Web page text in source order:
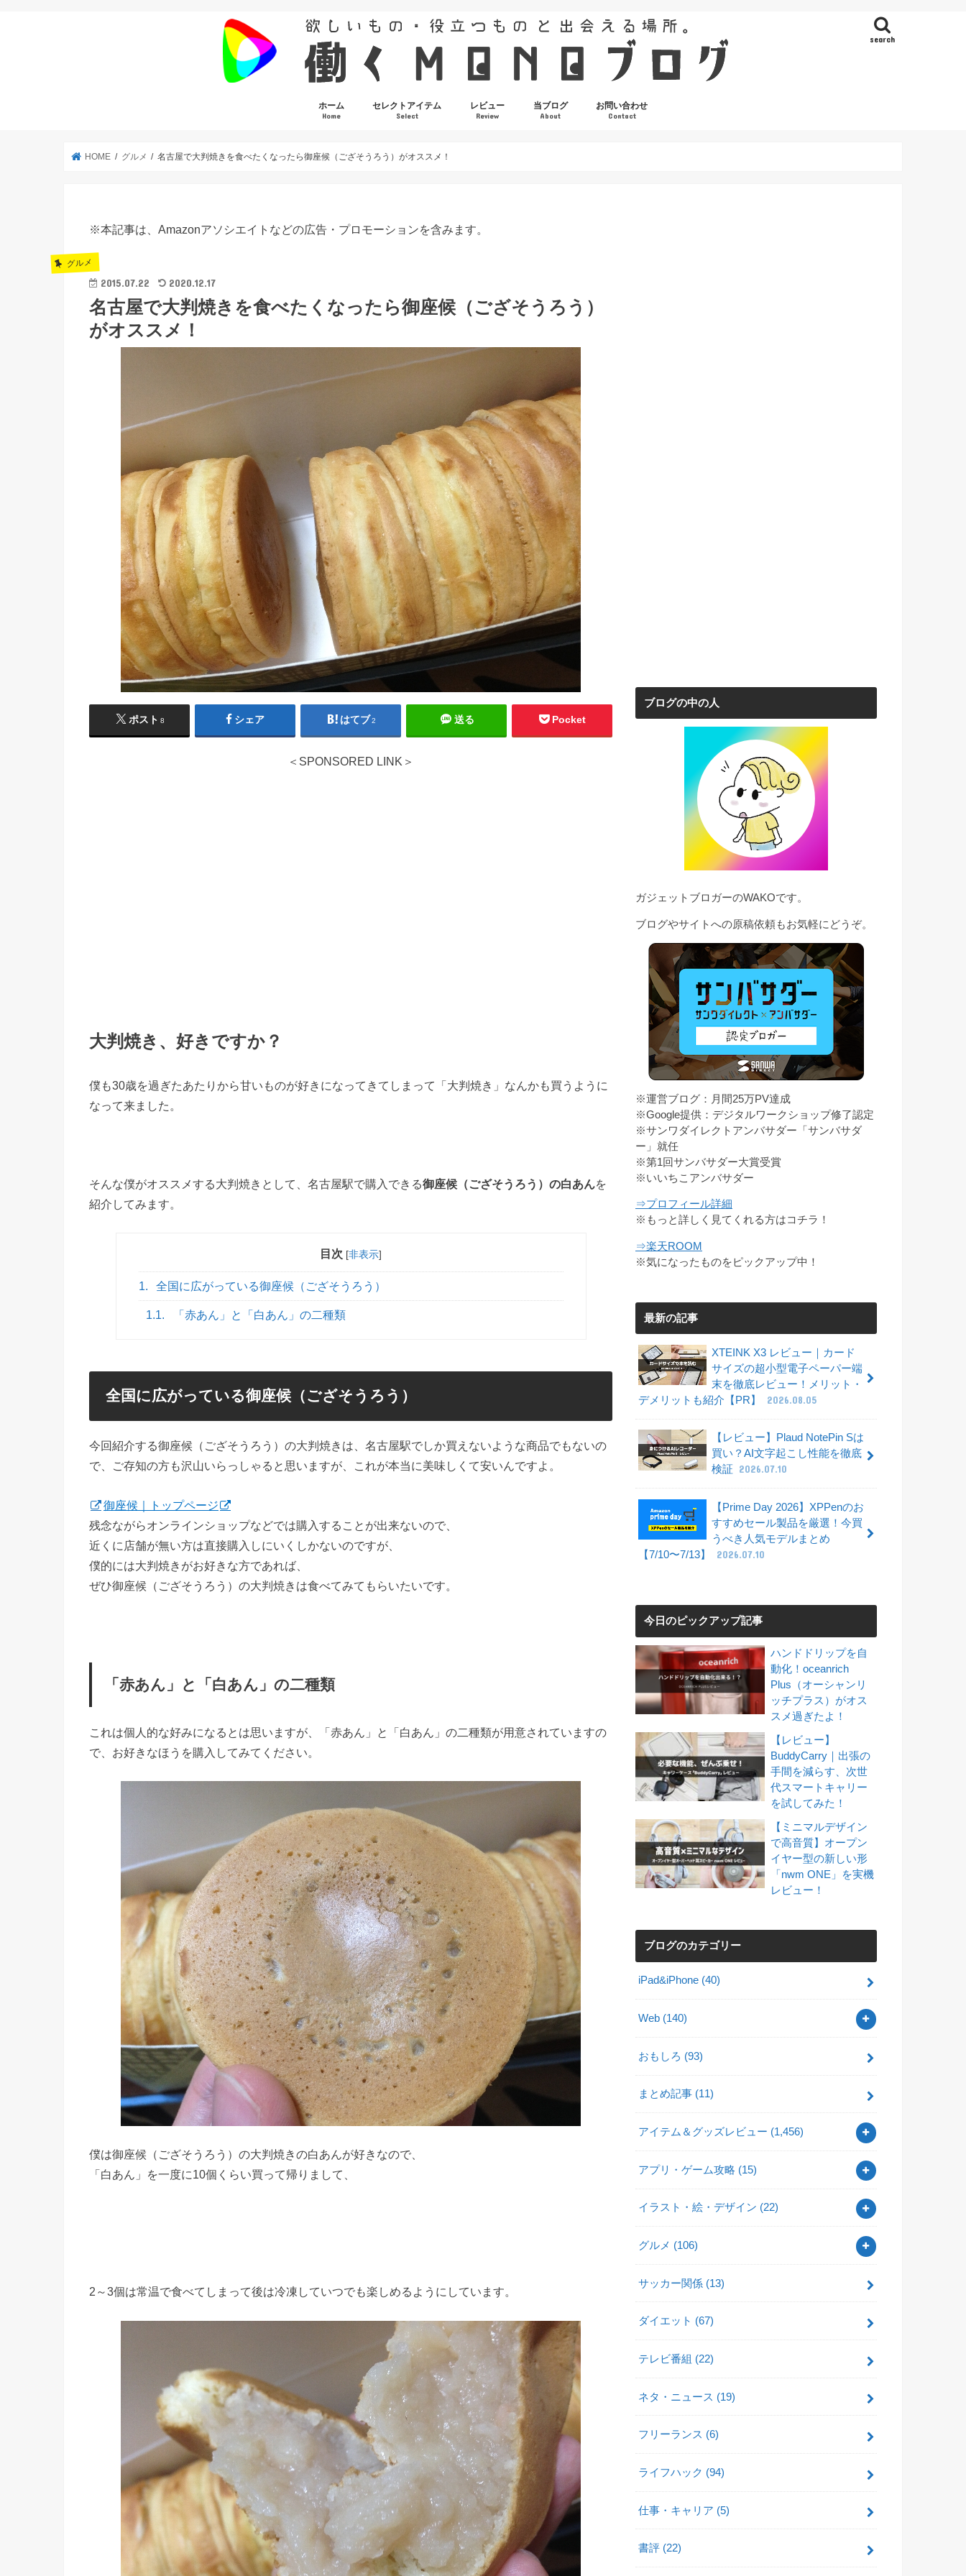
search
ホーム
Home
セレクトアイテム
Select
レビュー
Review
当ブログ
About
お問い合わせ
Contact
HOME グルメ 名古屋で大判焼きを食べたくなったら御座候（ござそうろう）がオススメ！
※本記事は、Amazonアソシエイトなどの広告・プロモーションを含みます。
グルメ
2015.07.22 2020.12.17
名古屋で大判焼きを食べたくなったら御座候（ござそうろう）
がオススメ！
ポスト 8 シェア はてブ2 送る Pocket
＜SPONSORED LINK＞
大判焼き、好きですか？
僕も30歳を過ぎたあたりから甘いものが好きになってきてしまって「大判焼き」なんかも買うように
なって来ました。
そんな僕がオススメする大判焼きとして、名古屋駅で購入できる御座候（ござそうろう）の白あんを
紹介してみます。
目次 [非表示]
1. 全国に広がっている御座候（ござそうろう）
1.1. 「赤あん」と「白あん」の二種類
全国に広がっている御座候（ござそうろう）
今回紹介する御座候（ござそうろう）の大判焼きは、名古屋駅でしか買えないような商品でもないの
で、ご存知の方も沢山いらっしゃると思いますが、これが本当に美味しくて安いんですよ。
御座候｜トップページ
残念ながらオンラインショップなどでは購入することが出来ないので、
近くに店舗が無い方は直接購入しにいくしかないのですが、
僕的には大判焼きがお好きな方であれば、
ぜひ御座候（ござそうろう）の大判焼きは食べてみてもらいたいです。
「赤あん」と「白あん」の二種類
これは個人的な好みになるとは思いますが、「赤あん」と「白あん」の二種類が用意されていますの
で、お好きなほうを購入してみてください。
僕は御座候（ござそうろう）の大判焼きの白あんが好きなので、
「白あん」を一度に10個くらい買って帰りまして、
2～3個は常温で食べてしまって後は冷凍していつでも楽しめるようにしています。
ブログの中の人
ガジェットブロガーのWAKOです。
ブログやサイトへの原稿依頼もお気軽にどうぞ。
※運営ブログ：月間25万PV達成
※Google提供：デジタルワークショップ修了認定
※サンワダイレクトアンバサダー「サンバサダ
ー」就任
※第1回サンバサダー大賞受賞
※いいちこアンバサダー
⇒プロフィール詳細
※もっと詳しく見てくれる方はコチラ！
⇒楽天ROOM
※気になったものをピックアップ中！
最新の記事
XTEINK X3 レビュー｜カード
サイズの超小型電子ペーパー端
末を徹底レビュー！メリット・
デメリットも紹介【PR】
2026.08.05
【レビュー】Plaud NotePin Sは
買い？AI文字起こし性能を徹底
検証
2026.07.10
【Prime Day 2026】XPPenのお
すすめセール製品を厳選！今買
うべき人気モデルまとめ
【7/10〜7/13】
2026.07.10
今日のピックアップ記事
ハンドドリップを自
動化！oceanrich
Plus（オーシャンリ
ッチプラス）がオス
スメ過ぎたよ！
【レビュー】
BuddyCarry｜出張の
手間を減らす、次世
代スマートキャリー
を試してみた！
【ミニマルデザイン
で高音質】オープン
イヤー型の新しい形
「nwm ONE」を実機
レビュー！
ブログのカテゴリー
iPad&iPhone (40)
Web (140)
おもしろ (93)
まとめ記事 (11)
アイテム＆グッズレビュー (1,456)
アプリ・ゲーム攻略 (15)
イラスト・絵・デザイン (22)
グルメ (106)
サッカー関係 (13)
ダイエット (67)
テレビ番組 (22)
ネタ・ニュース (19)
フリーランス (6)
ライフハック (94)
仕事・キャリア (5)
書評 (22)